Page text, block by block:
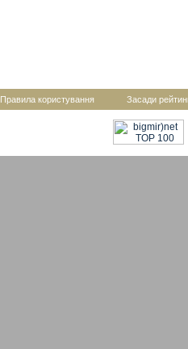
Правила користування Засади